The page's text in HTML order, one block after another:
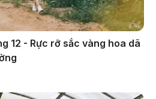
12 - Rực rỡ sắc vàng hoa dã